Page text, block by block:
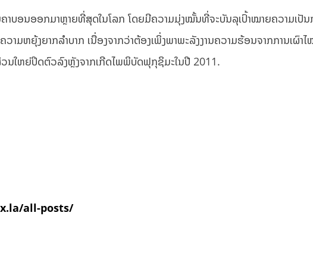
ບອນອອກມາຫຼາຍທີ່ສຸດໃນໂລກ ໂດຍມີຄວາມມຸ່ງໝັ້ນທີ່ຈະບັນລຸເປົ້າໝາຍຄວາມເປັນກ
ມຫຍຸ້ງຍາກລຳບາກ ເນື່ອງຈາກວ່າຕ້ອງເພິ່ງພາພະລັງງານຄວາມຮ້ອນຈາກການເຜົາ
ນໃຫຍ່ປິດຕົວລົງຫຼັງຈາກເກີດໄພພິບັດຟຸກຸຊິມະໃນປີ 2011.
all-posts/